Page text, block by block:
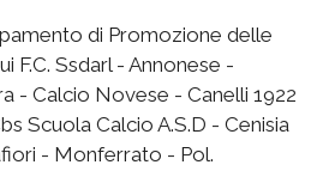
di Promozione delle
F.C. Ssdarl - Annonese -
- Calcio Novese - Canelli 1922
Scuola Calcio A.S.D - Cenisia
- Monferrato - Pol.